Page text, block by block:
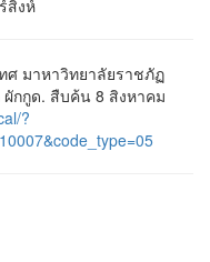
สิงห์
ศ มาหาวิทยาลัยราชภัฏ
ผักกูด. สืบค้น 8 สิงหาคม
?